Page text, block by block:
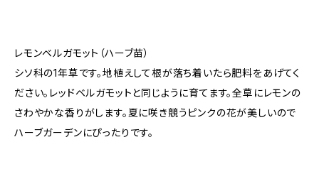
レモンベルガモット（ハーブ苗）
シソ科の1年草です。地植えして根が落ち着いたら肥料をあげてく
ださい。レッドベルガモットと同じように育てます。全草にレモンの
さわやかな香りがします。夏に咲き競うピンクの花が美しいので
ハーブガーデンにぴったりです。